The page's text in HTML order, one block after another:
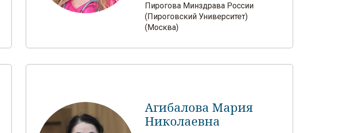
Пирогова Минздрава России
(Пироговский Университет)
(Москва)
Агибалова Мария
Николаевна